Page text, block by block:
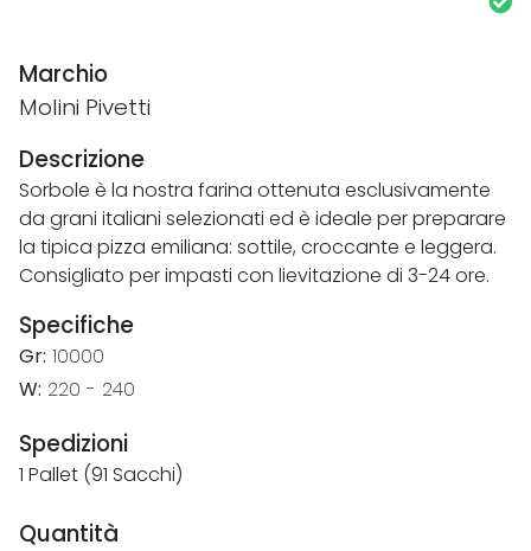
Marchio
Molini Pivetti
Descrizione
Sorbole è la nostra farina ottenuta esclusivamente
da grani italiani selezionati ed è ideale per preparare
la tipica pizza emiliana: sottile, croccante e leggera.
Consigliato per impasti con lievitazione di 3-24 ore.
Specifiche
Gr: 10000
W: 220 - 240
Spedizioni
1 Pallet (91 Sacchi)
Quantità